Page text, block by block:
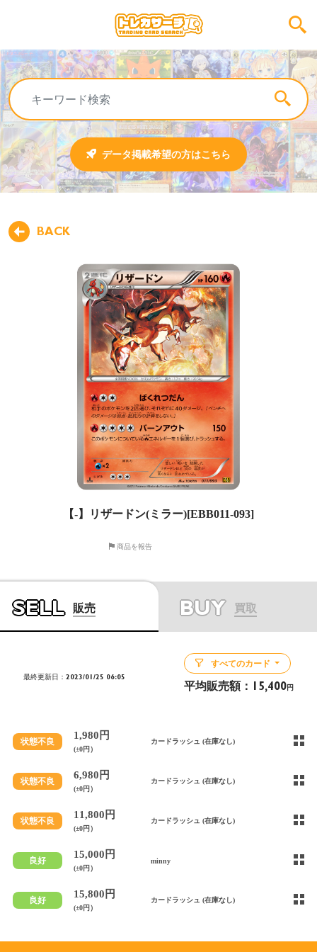
データ掲載希望の方はこちら
BACK
【-】リザードン(ミラー)[EBB011-093]
商品を報告
SELL 販売 BUY 買取
最終更新日：2023/01/25 06:05
すべてのカード
平均販売額： 15,400 円
状態不良
1,980円
(±0円）
カードラッシュ (在庫なし)
状態不良
6,980円
(±0円）
カードラッシュ (在庫なし)
状態不良
11,800円
(±0円）
カードラッシュ (在庫なし)
良好
15,000円
(±0円）
minny
良好
15,800円
(±0円）
カードラッシュ (在庫なし)